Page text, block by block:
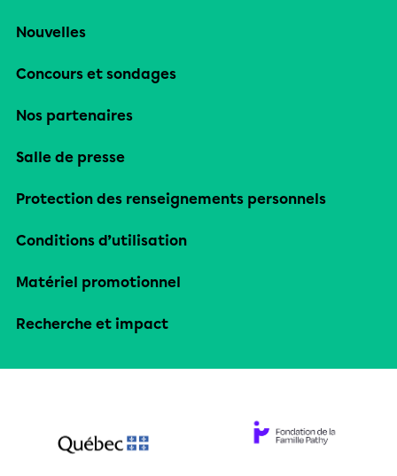
Nouvelles
Concours et sondages
Nos partenaires
Salle de presse
Protection des renseignements personnels
Conditions d’utilisation
Matériel promotionnel
Recherche et impact